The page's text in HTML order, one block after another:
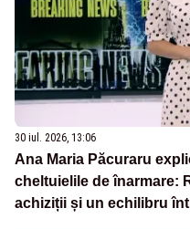
30 iul. 2026, 13:06
Ana Maria Păcuraru
cheltuielile de înarmare:
achiziții și un echilibru